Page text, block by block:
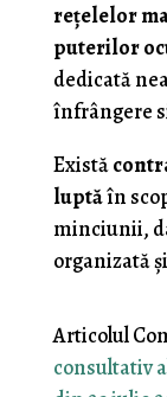
reţelelor
puterilor
dedicată
înfrângere
Există
luptăîn
minciunii,
organizată
Articolul
consultativ